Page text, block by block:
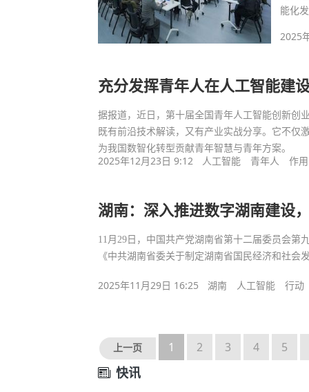
能化
2025
充分发挥青年人在人工智能建
据报道，近日，第十届全国青年人工智能创新创
既有前沿技术解读，又有产业实战分享。它不仅
为我国数智化转型贡献青年智慧与青年方案。
2025年12月23日 9:12 人工智能 青年人 作用
湖南：深入推进数字湖南建设
11月29日，中国共产党湖南省第十二届委员会第
《中共湖南省委关于制定湖南省国民经济和社会
2025年11月29日 16:25 湖南 人工智能 行动
上一页 1 2 3 4 5
快讯